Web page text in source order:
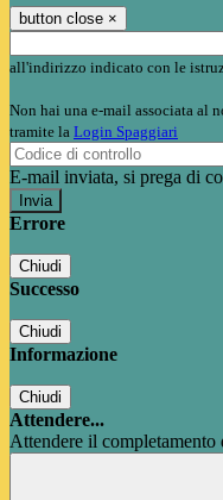
button close ×
all'indirizzo indicato con le
Non hai una e-mail associata al
tramite la Login Spaggiari
E-mail inviata, si prega di
Errore
Chiudi
Successo
Chiudi
Informazione
Chiudi
Attendere...
Attendere il completamento